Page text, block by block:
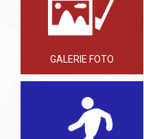
GALERIE FOTO